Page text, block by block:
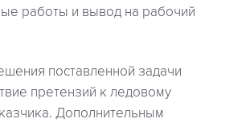
работы и вывод на рабочий
поставленной задачи
претензий к ледовому
Дополнительным